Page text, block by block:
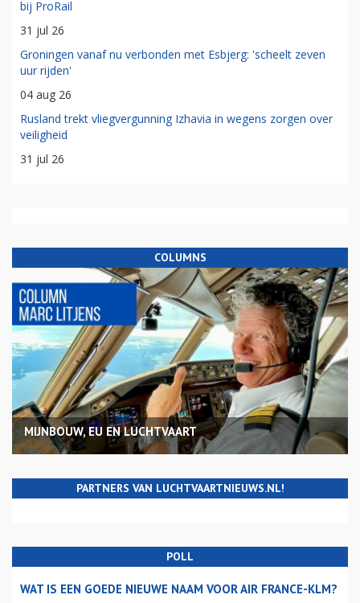
bij ProRail
31 jul 26
Groningen vanaf nu verbonden met Esbjerg: 'scheelt zeven
uur rijden'
04 aug 26
Rusland trekt vliegvergunning Izhavia in wegens zorgen over
veiligheid
31 jul 26
COLUMNS
MIJNBOUW, EU EN LUCHTVAART
PARTNERS VAN LUCHTVAARTNIEUWS.NL!
POLL
WAT IS EEN GOEDE NIEUWE NAAM VOOR AIR FRANCE-KLM?